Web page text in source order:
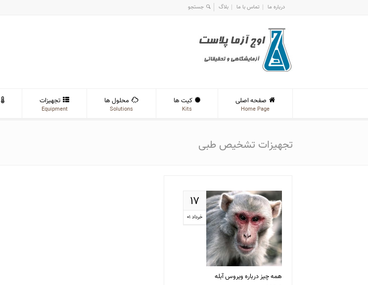
درباره ما تماس با ما بلاگ
صفحه اصلی
Home Page
کیت ها
Kits
محلول ها
Solutions
تجهیزات
Equipment
تجهیزات تشخیص طبی
۱۷
خرداد ۰۱
همه چیز درباره ویروس آبله